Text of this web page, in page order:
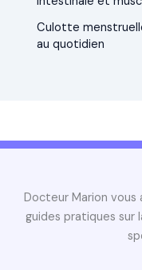
Culotte
au quotidien
Docteur Marion vous
guides pratiques sur